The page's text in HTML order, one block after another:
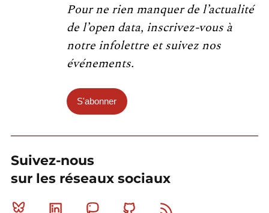
Pour ne rien manquer de l’actualité
de l’open data, inscrivez-vous à
notre infolettre et suivez nos
événements.
S'abonner
Suivez-nous
sur les réseaux sociaux
Bluesky Linkedin MastodonGithub